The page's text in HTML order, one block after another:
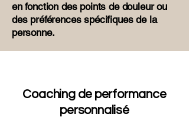
en fonction des points de douleur ou
des préférences spécifiques de la
personne.
Coaching de performance
personnalisé